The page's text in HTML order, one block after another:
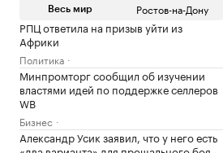
Весь мир Ростов-на-Дону
РПЦ ответила на призыв уйти из
Африки
Политика
Минпромторг сообщил об изучении
властями идей по поддержке селлеров
WB
Бизнес
Александр Усик заявил, что у него есть